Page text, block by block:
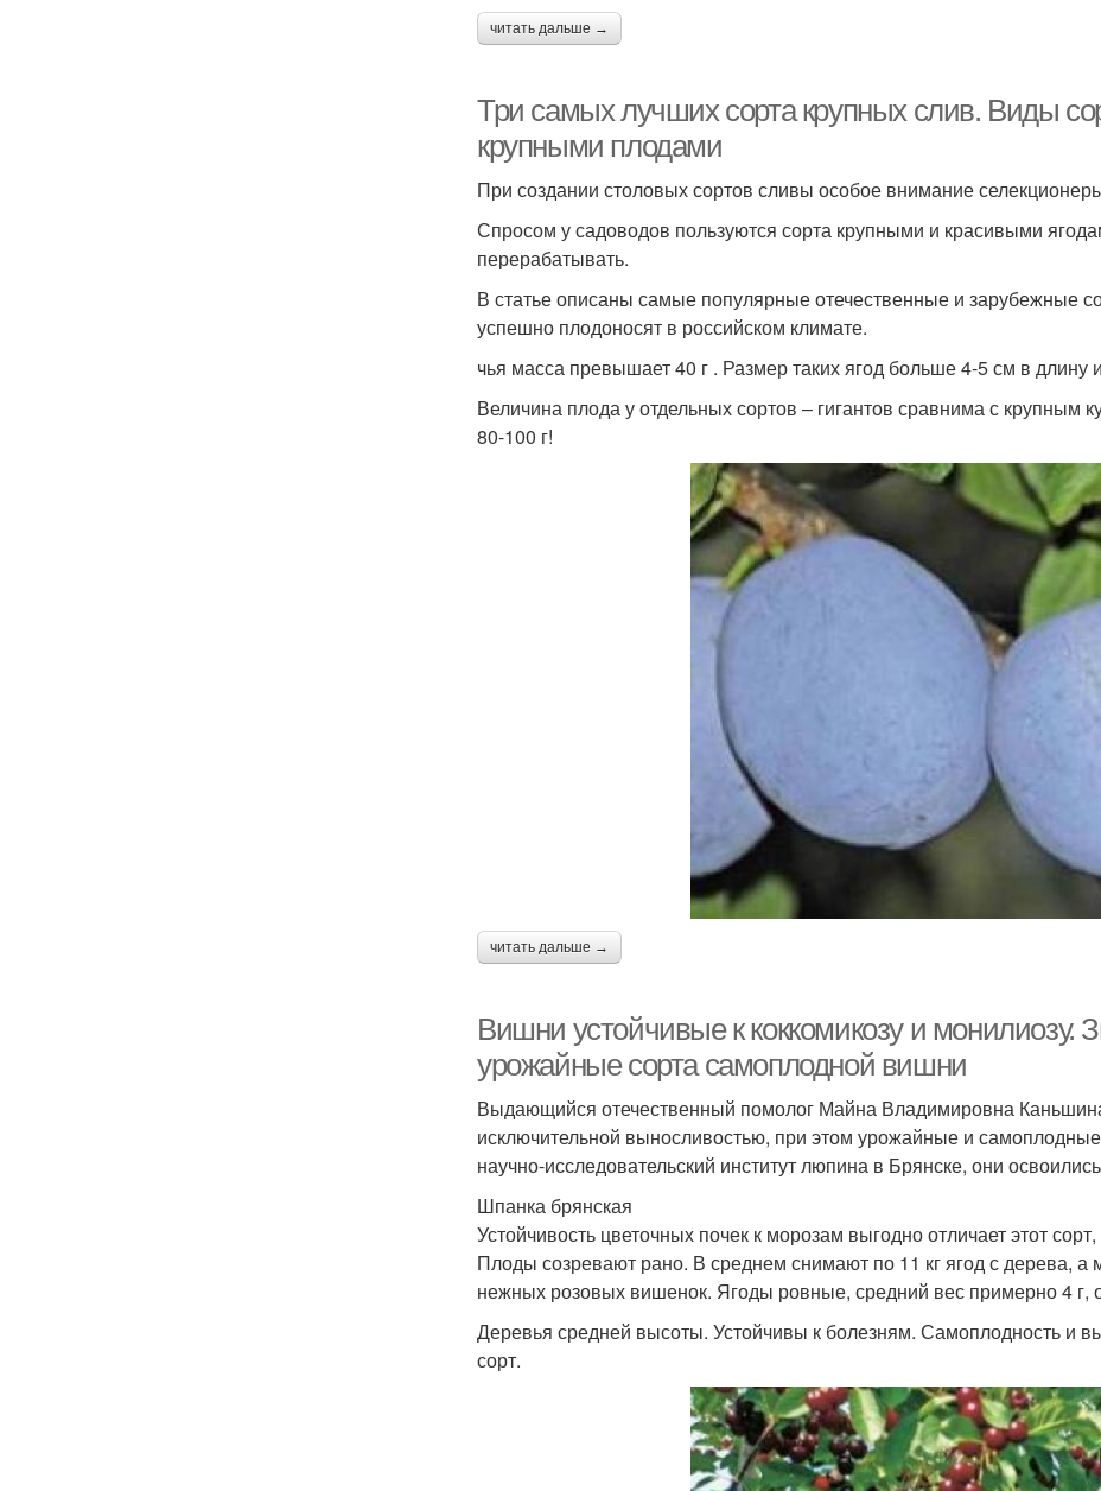
читать дальше →
Три самых лучших сорта крупных слив. Виды
крупными плодами
При создании столовых сортов сливы особое внимание
Спросом у садоводов пользуются сорта крупными и красивыми
перерабатывать.
В статье описаны самые популярные отечественные и зарубежные
успешно плодоносят в российском климате.
чья масса превышает 40 г . Размер таких ягод больше 4-5 см в длину
Величина плода у отдельных сортов – гигантов сравнима с крупным
80-100 г!
читать дальше →
Вишни устойчивые к коккомикозу и монилиозу.
урожайные сорта самоплодной вишни
Выдающийся отечественный помолог Майна Владимировна
исключительной выносливостью, при этом урожайные и
научно-исследовательский институт люпина в Брянске, они
Шпанка брянская
Устойчивость цветочных почек к морозам выгодно отличает этот
Плоды созревают рано. В среднем снимают по 11 кг ягод с дерева, а
нежных розовых вишенок. Ягоды ровные, средний вес примерно 4 г,
Деревья средней высоты. Устойчивы к болезням. Самоплодность и
сорт.